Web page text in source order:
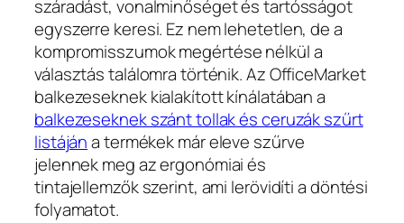
száradást, vonalminőséget és tartósságot
egyszerre keresi. Ez nem lehetetlen, de a
kompromisszumok megértése nélkül a
választás találomra történik. Az OfficeMarket
balkezeseknek kialakított kínálatában a
balkezeseknek szánt tollak és ceruzák szűrt
listájána termékek már eleve szűrve
jelennek meg az ergonómiai és
tintajellemzők szerint, ami lerövidíti a döntési
folyamatot.